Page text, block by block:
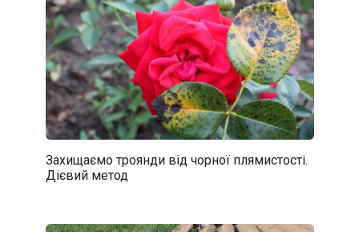
Захищаємо троянди від чорної плямистості.
Дієвий метод